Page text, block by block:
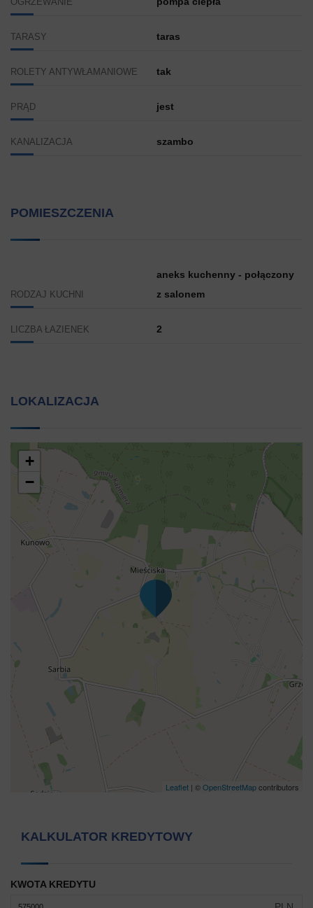
OGRZEWANIE
TARASY taras
ROLETY ANTYWŁAMANIOWE tak
PRĄD jest
KANALIZACJA szambo
POMIESZCZENIA
RODZAJ KUCHNI
aneks kuchenny - połączony
z salonem
LICZBA ŁAZIENEK 2
LOKALIZACJA
+
−
Leaflet | ©OpenStreetMapcontributors
KALKULATOR KREDYTOWY
KWOTA KREDYTU